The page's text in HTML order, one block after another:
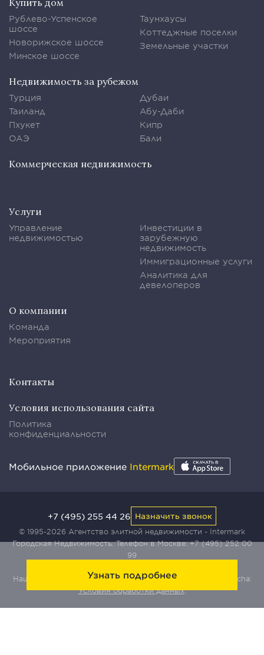
Узнать подробнее
Купить дом
Рублево-Успенское
шоссе
Новорижское шоссе
Минское шоссе
Таунхаусы
Коттеджные поселки
Земельные участки
Недвижимость за рубежом
Турция
Таиланд
Пхукет
ОАЭ
Дубаи
Абу-Даби
Кипр
Бали
Коммерческая недвижимость
Услуги
Управление
недвижимостью
Инвестиции в
зарубежную
недвижимость
Иммиграционные услуги
Аналитика для
девелоперов
О компании
Команда
Мероприятия
Контакты
Условия использования сайта
Политика
конфиденциальности
Мобильное приложение Intermark
© 1995-2026 Агентство элитной недвижимости - Intermark
Городская Недвижимость. Телефон в Москве:+7 (495) 252 00
99
Наш сайт защищен с помощью сервиса Yandex SmartCaptcha:
Условия обработки данных.
+7 (495) 255 44 26 Назначить звонок